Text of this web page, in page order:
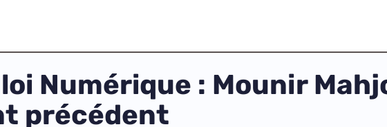
Numérique : Mounir
précédent